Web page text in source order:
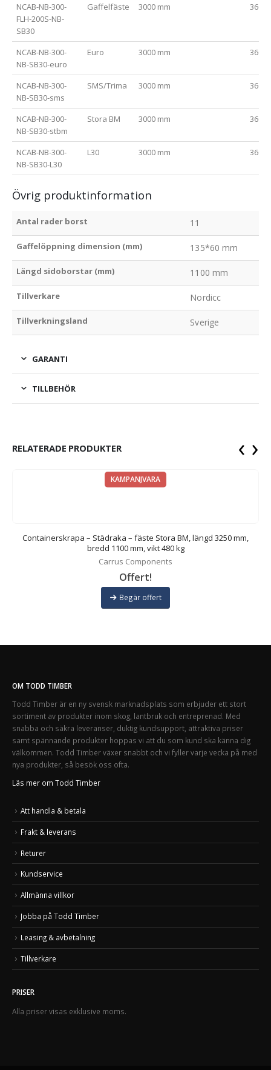
NCAB-NB-300-
FLH-200S-NB-
SB30
Gaffelfäste 3000 mm 3600
NCAB-NB-300-
NB-SB30-euro
Euro 3000 mm 3600
NCAB-NB-300-
NB-SB30-sms
SMS/Trima 3000 mm 3600
NCAB-NB-300-
NB-SB30-stbm
Stora BM 3000 mm 3600
NCAB-NB-300-
NB-SB30-L30
L30 3000 mm 3600
Övrig produktinformation
Antal rader borst 11
Gaffelöppning dimension (mm) 135*60 mm
Längd sidoborstar (mm) 1100 mm
Tillverkare Nordicc
Tillverkningsland Sverige
GARANTI
TILLBEHÖR
RELATERADE PRODUKTER
KAMPANJVARA
Containerskrapa – Städraka – fäste Stora BM, längd 3250 mm,
bredd 1100 mm, vikt 480 kg
Carrus Components
Offert!
Begär offert
‹ ›
OM TODD TIMBER
Todd Timber är en ny svensk marknadsplats som erbjuder ett stort
sortiment av produkter inom skog, lantbruk och entreprenad. Med
snabba och säkra leveranser, duktig kundsupport, attraktiva priser
samt spännande produkter hoppas vi att du som kund ska känna dig
välkommen. Todd Timber växer snabbt och vi fyller varje vecka på med
nya produkter, så besök oss ofta.
Läs mer om Todd Timber
Att handla & betala
Frakt & leverans
Returer
Kundservice
Allmänna villkor
Jobba på Todd Timber
Leasing & avbetalning
Tillverkare
PRISER
Alla priser visas exklusive moms.